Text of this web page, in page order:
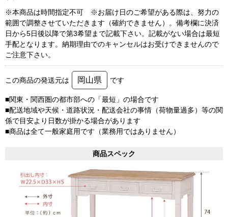
※本商品は時間指定不可 ※お届け日のご希望がある際は、努力の
範囲で調整させていただきます（確約できません）。備考欄に決済
日から5日後以降で第3希望まで記載下さい。記載がない場合は最短
手配となります。納期理由でのキャンセルはお受けできませんので
ご注意下さい。
この商品の発送元は 岡山県 です
■関東・関西圏の都市部への「最短」の場合です
■配送地域や天候・道路状況・配送会社の事情（荷物量過多）等の関
係で目安より日数が掛かる場合があります
■商品は全て一般家庭用です（業務用ではありません）
商品スペック